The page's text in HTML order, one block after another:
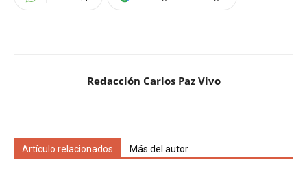
Redacción Carlos Paz Vivo
Artículo relacionados Más del autor